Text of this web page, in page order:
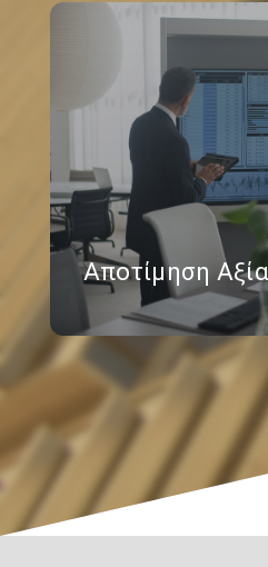
Αποτίμηση